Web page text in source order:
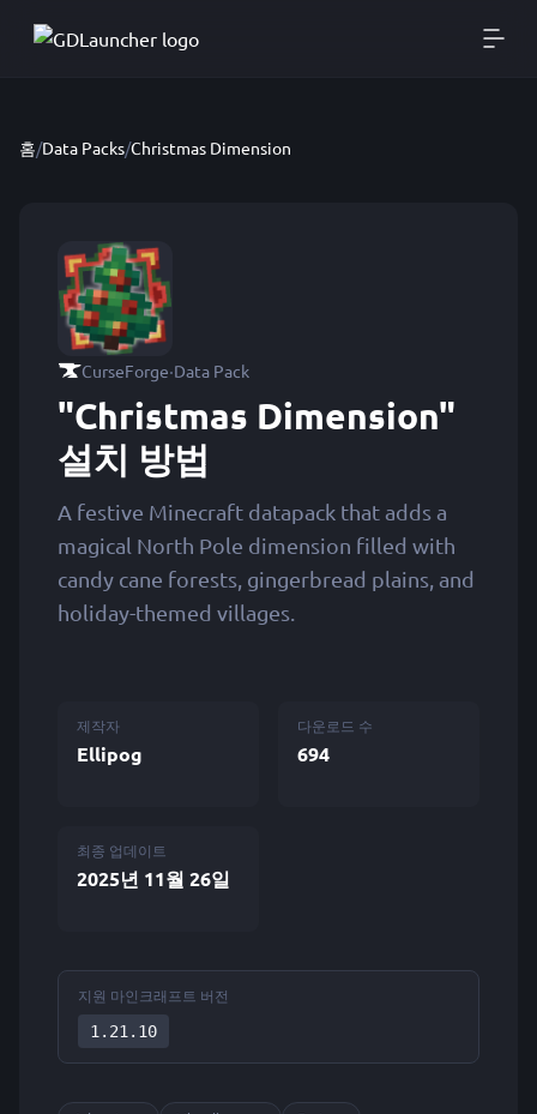
홈/Data Packs/Christmas Dimension
CurseForge·Data Pack
"Christmas Dimension"
설치 방법
A festive Minecraft datapack that adds a
magical North Pole dimension filled with
candy cane forests, gingerbread plains, and
holiday-themed villages.
제작자
Ellipog
다운로드 수
694
최종 업데이트
2025년 11월 26일
지원 마인크래프트 버전
1.21.10